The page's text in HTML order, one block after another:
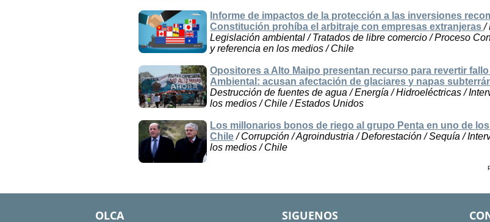
Informe de impactos de la protección a las inversiones
Constitución prohíba el arbitraje con empresas extranjeras/
Legislación ambiental / Tratados de libre comercio / Proceso
y referencia en los medios / Chile
Opositores a Alto Maipo presentan recurso para revertir fallo
Ambiental: acusan afectación de glaciares y napas
Destrucción de fuentes de agua / Energía / Hidroeléctricas /
los medios / Chile / Estados Unidos
Los millonarios bonos de riego al grupo Penta en uno de
Chile/ Corrupción / Agroindustria / Deforestación / Sequía /
los medios / Chile
OLCA SIGUENOS